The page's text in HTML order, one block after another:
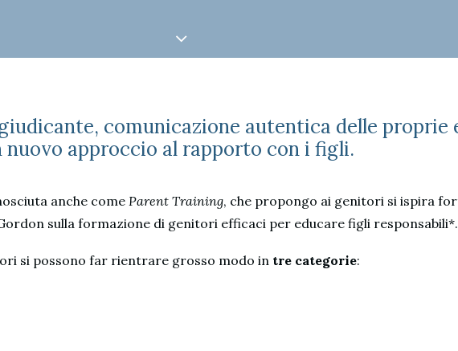
comunicazione autentica delle proprie
approccio al rapporto con i figli.
anche come Parent Training, che propongo ai genitori si ispira
sulla formazione di genitori efficaci per educare figli responsabili*.
si possono far rientrare grosso modo in tre categorie: